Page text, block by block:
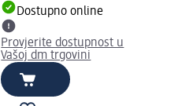
Dostupno online
Provjerite dostupnost u
Vašoj dm trgovini